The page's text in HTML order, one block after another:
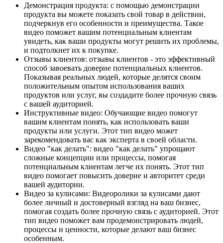
Демонстрация продукта: с помощью демонстрации
продукта вы можете показать свой товар в действии,
подчеркнув его особенности и преимущества. Такое
видео поможет вашим потенциальным клиентам
увидеть, как ваши продукты могут решить их проблемы,
и подтолкнет их к покупке.
Отзывы клиентов: отзывы клиентов - это эффективный
способ завоевать доверие потенциальных клиентов.
Показывая реальных людей, которые делятся своим
положительным опытом использования ваших
продуктов или услуг, вы создадите более прочную связь
с вашей аудиторией.
Инструктивные видео: Обучающие видео помогут
вашим клиентам понять, как использовать ваши
продукты или услуги. Этот тип видео может
зарекомендовать вас как эксперта в своей области.
Видео "как делать": видео "как делать" упрощают
сложные концепции или процессы, помогая
потенциальным клиентам легче их понять. Этот тип
видео помогает повысить доверие и авторитет среди
вашей аудитории.
Видео за кулисами: Видеоролики за кулисами дают
более личный и достоверный взгляд на ваш бизнес,
помогая создать более прочную связь с аудиторией. Этот
тип видео поможет вам продемонстрировать людей,
процессы и ценности, которые делают ваш бизнес
особенным.